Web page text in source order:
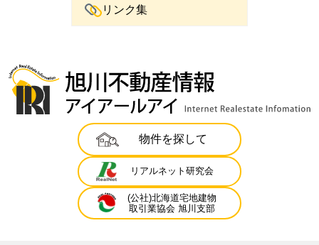
リンク集
物件を探して
リアルネット研究会
(公社)北海道宅地建物
取引業協会 旭川支部